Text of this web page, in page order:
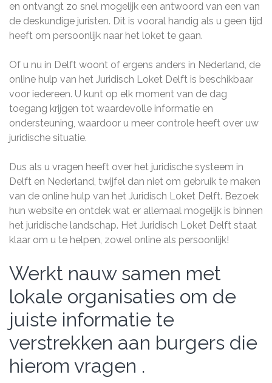
en ontvangt zo snel mogelijk een antwoord van een van
de deskundige juristen. Dit is vooral handig als u geen tijd
heeft om persoonlijk naar het loket te gaan.
Of u nu in Delft woont of ergens anders in Nederland, de
online hulp van het Juridisch Loket Delft is beschikbaar
voor iedereen. U kunt op elk moment van de dag
toegang krijgen tot waardevolle informatie en
ondersteuning, waardoor u meer controle heeft over uw
juridische situatie.
Dus als u vragen heeft over het juridische systeem in
Delft en Nederland, twijfel dan niet om gebruik te maken
van de online hulp van het Juridisch Loket Delft. Bezoek
hun website en ontdek wat er allemaal mogelijk is binnen
het juridische landschap. Het Juridisch Loket Delft staat
klaar om u te helpen, zowel online als persoonlijk!
Werkt nauw samen met
lokale organisaties om de
juiste informatie te
verstrekken aan burgers die
hierom vragen .